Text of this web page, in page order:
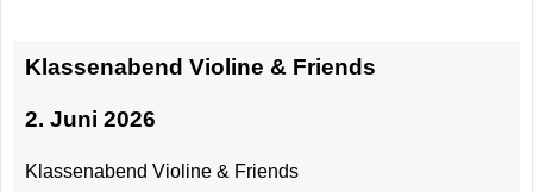
Klassenabend Violine & Friends
2. Juni 2026
Klassenabend Violine & Friends